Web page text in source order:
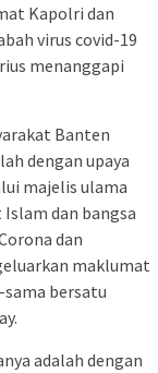
Kapolri dan
virus covid-19
menanggapi
Banten
dengan upaya
majelis ulama
dan bangsa
dan
maklumat
bersatu
adalah dengan